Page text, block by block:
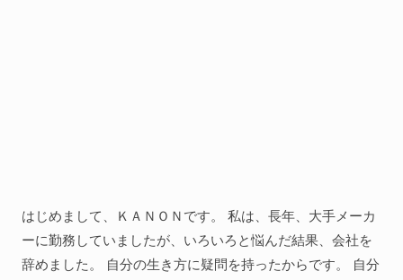
はじめまして、ＫＡＮＯＮです。 私は、長年、大手メーカ
ーに勤務していましたが、いろいろと悩んだ結果、会社を
辞めました。 自分の生き方に疑問を持ったからです。 自分